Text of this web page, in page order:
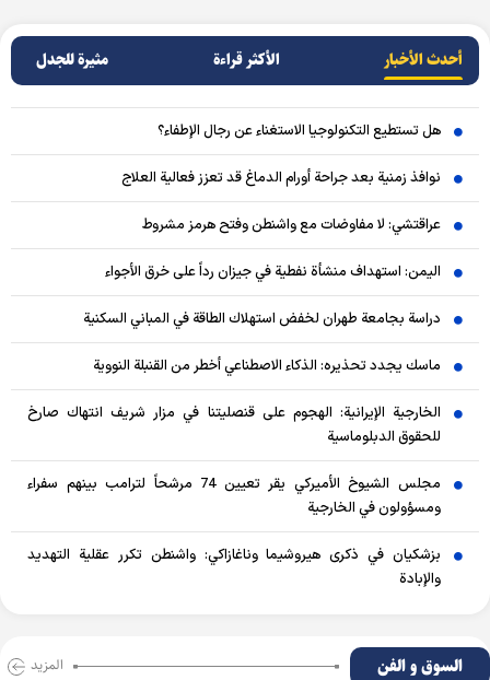
أحدث الأخبار الأکثر قراءة مثيرة للجدل
هل تستطيع التكنولوجيا الاستغناء عن رجال الإطفاء؟
نوافذ زمنية بعد جراحة أورام الدماغ قد تعزز فعالية العلاج
عراقتشي: لا مفاوضات مع واشنطن وفتح هرمز مشروط
اليمن: استهداف منشأة نفطية في جيزان رداً على خرق الأجواء
دراسة بجامعة طهران لخفض استهلاك الطاقة في المباني السكنية
ماسك يجدد تحذيره: الذكاء الاصطناعي أخطر من القنبلة النووية
الخارجية الإيرانية: الهجوم على قنصليتنا في مزار شريف انتهاك صارخ
للحقوق الدبلوماسية
مجلس الشيوخ الأميركي يقر تعيين 74 مرشحاً لترامب بينهم سفراء
ومسؤولون في الخارجية
بزشكيان في ذكرى هيروشيما وناغازاكي: واشنطن تكرر عقلية التهديد
والإبادة
السوق و الفن المزید